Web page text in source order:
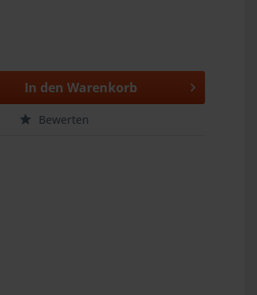
In den Warenkorb
Bewerten